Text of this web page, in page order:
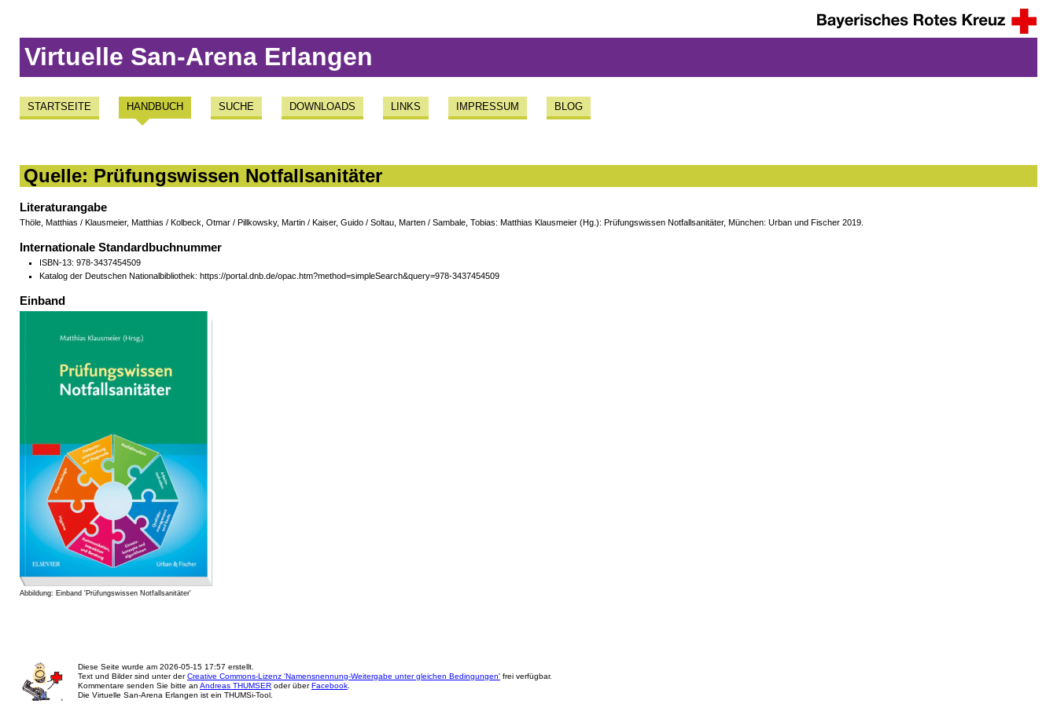
Virtuelle San-Arena Erlangen
STARTSEITE HANDBUCH SUCHE DOWNLOADS LINKS IMPRESSUM BLOG
Quelle: Prüfungswissen Notfallsanitäter
Literaturangabe
Thöle, Matthias / Klausmeier, Matthias / Kolbeck, Otmar / Pillkowsky, Martin / Kaiser, Guido / Soltau, Marten / Sambale, Tobias: Matthias Klausmeier (Hg.): Prüfungswissen Notfallsanitäter, München: Urban und Fischer 2019.
Internationale Standardbuchnummer
ISBN-13: 978-3437454509
Katalog der Deutschen Nationalbibliothek: https://portal.dnb.de/opac.htm?method=simpleSearch&query=978-3437454509
Einband
Abbildung: Einband 'Prüfungswissen Notfallsanitäter'
Diese Seite wurde am 2026-05-15 17:57 erstellt.
Text und Bilder sind unter derCreative Commons-Lizenz 'Namensnennung-Weitergabe unter gleichen Bedingungen' frei verfügbar.
Kommentare senden Sie bitte an Andreas THUMSER oder überFacebook
Die Virtuelle San-Arena Erlangen ist ein THUMSi-Tool.